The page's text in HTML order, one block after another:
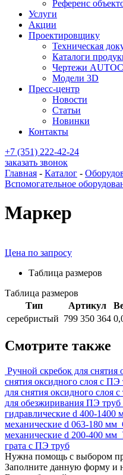
Референс
Услуги
Акции
Проектировщику
Техническая
Каталоги
Чертежи
Модели 3D
Пресс-центр
Новости
Статьи
Новинки
Контакты
+7 (351) 222-42-24
заказать звонок
Главная - Каталог -
Вспомогательное
Маркер
Цена по запросу
Таблица размеров
Таблица размеров
Тип
Артикул
серебристый 799 350 364
Смотрите также
Ручной скребок для снятия
снятия оксидного слоя с
для снятия оксидного слоя
для обезжиривания ПЭ труб
гидравлические d 400-1400
механические d 063-180 мм
механические d 200-400 мм
грата с ПЭ труб
Нужна помощь с выбором
Заполните данную форму и